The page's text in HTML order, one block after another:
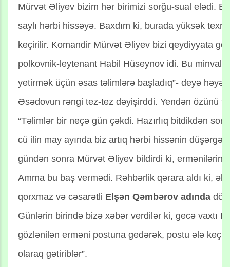
Mürvət Əliyev bizim hər birimizi sorğu-sual elədi.
saylı hərbi hissəyə. Baxdım ki, burada yüksək
keçirilir. Komandir Mürvət Əliyev bizi qeydiyyata
polkovnik-leytenant Habil Hüseynov idi. Bu
yetirmək üçün əsas təlimlərə başladıq”- deyə
Əsədovun rəngi tez-tez dəyişirddi. Yendən özünü
“Təlimlər bir neçə gün çəkdi. Hazırlıq bitdikdən
cü ilin may ayında biz artıq hərbi hissənin
gündən sonra Mürvət Əliyev bildirdi ki, ermənilərin
Amma bu baş vermədi. Rəhbərlik qərara aldı ki,
qorxmaz və cəsarətli Elşən Qəmbərov adında
Günlərin birində bizə xəbər verdilər ki, gecə vaxtı
gözlənilən erməni postuna gedərək, postu ələ
olaraq gətiriblər”.